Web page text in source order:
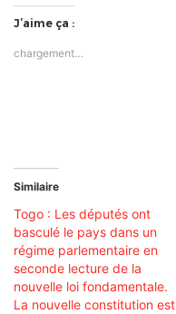
J’aime ça :
chargement…
Similaire
Togo : Les députés ont
basculé le pays dans un
régime parlementaire en
seconde lecture de la
nouvelle loi fondamentale.
La nouvelle constitution est